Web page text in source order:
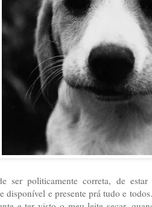
ser politicamente correta, de
disponível e presente prá tudo e